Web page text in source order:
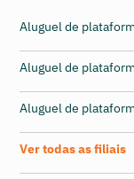
Aluguel de
Aluguel de
Aluguel de
Ver todas as filiais